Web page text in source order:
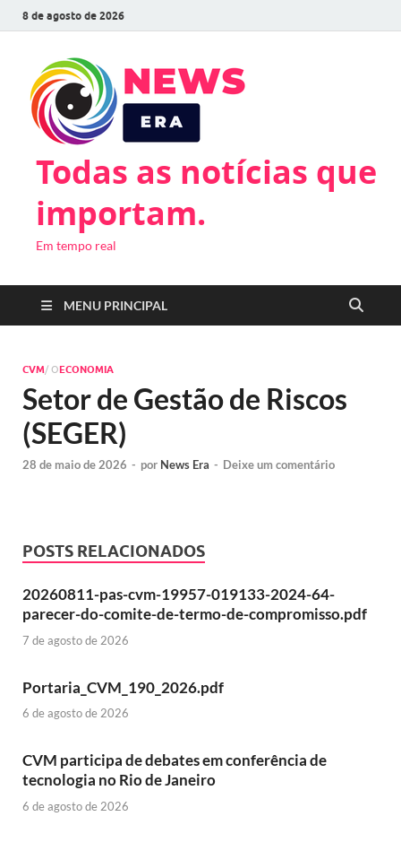
8 de agosto de 2026
Todas as notícias que
importam.
Em tempo real
MENU PRINCIPAL
CVM/ OECONOMIA
Setor de Gestão de Riscos
(SEGER)
28 de maio de 2026 - por News Era - Deixe um comentário
POSTS RELACIONADOS
20260811-pas-cvm-19957-019133-2024-64-
parecer-do-comite-de-termo-de-compromisso.pdf
7 de agosto de 2026
Portaria_CVM_190_2026.pdf
6 de agosto de 2026
CVM participa de debates em conferência de
tecnologia no Rio de Janeiro
6 de agosto de 2026